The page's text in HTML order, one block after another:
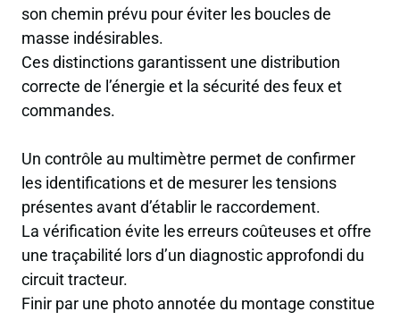
son chemin prévu pour éviter les boucles de
masse indésirables.
Ces distinctions garantissent une distribution
correcte de l’énergie et la sécurité des feux et
commandes.
Un contrôle au multimètre permet de confirmer
les identifications et de mesurer les tensions
présentes avant d’établir le raccordement.
La vérification évite les erreurs coûteuses et offre
une traçabilité lors d’un diagnostic approfondi du
circuit tracteur.
Finir par une photo annotée du montage constitue